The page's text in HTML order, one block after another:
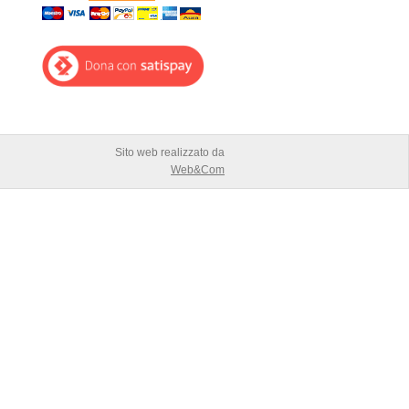
Sito web realizzato da
Web&Com